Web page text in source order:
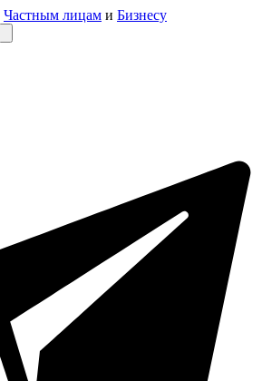
Частным лицам и Бизнесу